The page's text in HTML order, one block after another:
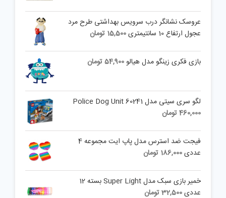
عروسک نشانگر درب سرویس بهداشتی طرح مرد
عجول ارتفاع 10 سانتیمتری
15,500 تومان
بازی فکری زینگو مدل هیالو 54,900تومان
لگو سری سیتی مدل 60241 Police Dog Unit
460,000تومان
فیجت ضد استرس مدل پاپ ایت مجموعه 4
عددی186,000 تومان
خمیر بازی سبک مدل Super Light بسته 12
عددی32,500تومان